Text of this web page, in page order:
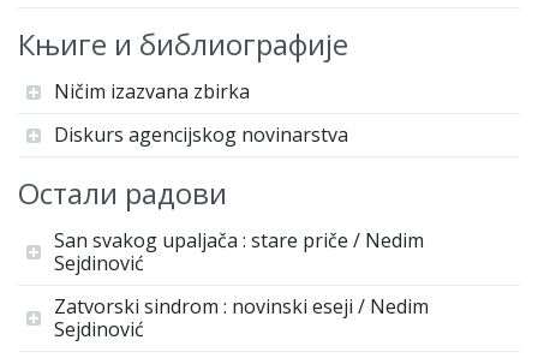
Књиге и библиографије
Ničim izazvana zbirka
Diskurs agencijskog novinarstva
Остали радови
San svakog upaljača : stare priče / Nedim
Sejdinović
Zatvorski sindrom : novinski eseji / Nedim
Sejdinović